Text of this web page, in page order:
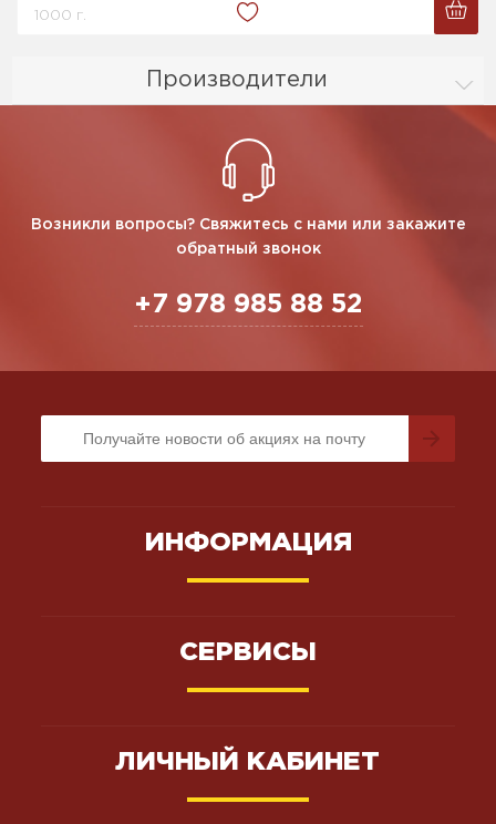
Производители
1000 г.
Возникли вопросы? Свяжитесь с нами или закажите
обратный звонок
+7 978 985 88 52
ИНФОРМАЦИЯ
СЕРВИСЫ
ЛИЧНЫЙ КАБИНЕТ